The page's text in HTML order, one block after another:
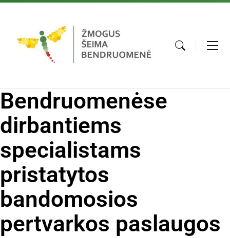
Bendruomenėse
dirbantiems
specialistams
pristatytos
bandomosios
pertvarkos paslaugos